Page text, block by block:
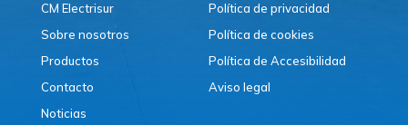
CM Electrisur
Sobre nosotros
Productos
Contacto
Noticias
Política de privacidad
Política de cookies
Política de Accesibilidad
Aviso legal